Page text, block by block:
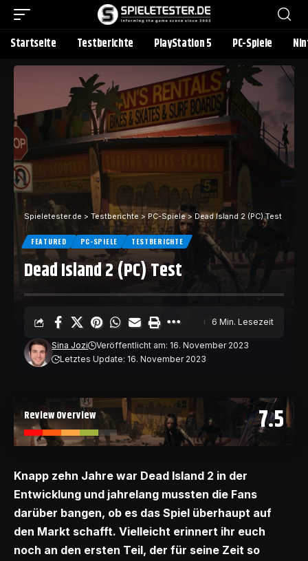
Startseite Testberichte PlayStation 5 PC-Spiele
Spieletester.de > Testberichte >PC-Spiele > Dead Island 2 (PC) Test
FEATURED PC-SPIELE TESTBERICHTE
Dead Island 2 (PC) Test
Sina Jozi
Veröffentlicht am: 16. November 2023
Letztes Update: 16. November 2023
6 Min. Lesezeit
7.5
Review Overview
Knapp zehn Jahre war Dead Island 2 in der
Entwicklung und jahrelang mussten die Fans
darüber bangen, ob es das Spiel überhaupt auf
den Markt schafft. Vielleicht erinnert ihr euch
noch an den ersten Teil, der für seine Zeit so